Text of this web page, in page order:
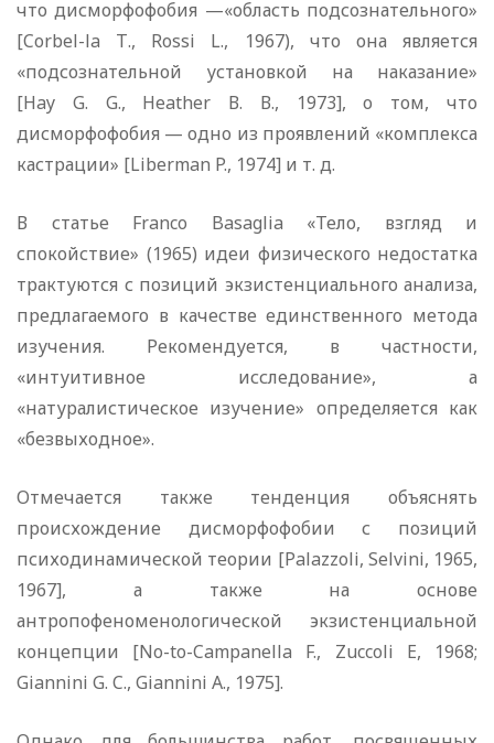
что дисморфофобия —«область подсознательного»
[Corbel-la Т., Rossi L., 1967), что она является
«подсознательной установкой на наказание»
[Hay G. G., Heather В. В., 1973], о том, что
дисморфофобия — одно из проявлений «комплекса
кастрации» [Liberman P., 1974] и т. д.
В статье Franco Basaglia «Тело, взгляд и
спокойствие» (1965) идеи физического недостатка
трактуются с позиций экзистенциального анализа,
предлагаемого в качестве единственного метода
изучения. Рекомендуется, в частности,
«интуитивное исследование», а
«натуралистическое изучение» определяется как
«безвыходное».
Отмечается также тенденция объяснять
происхождение дисморфофобии с позиций
психодинамической теории [Palazzoli, Selvini, 1965,
1967], а также на основе
антропофеноменологической экзистенциальной
концепции [No-to-Campanella F., Zuccoli E, 1968;
Giannini G. C., Giannini A., 1975].